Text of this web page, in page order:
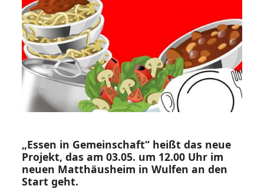
„Essen in Gemeinschaft“ heißt das neue
Projekt, das am 03.05. um 12.00 Uhr im
neuen Matthäusheim in Wulfen an den
Start geht.